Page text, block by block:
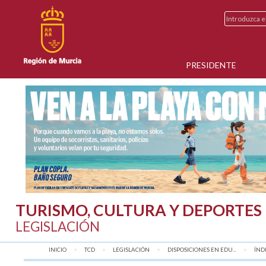
PRESIDENTE
TURISMO, CULTURA Y DEPORTES
LEGISLACIÓN
INICIO TCD LEGISLACIÓN DISPOSICIONES EN EDU...